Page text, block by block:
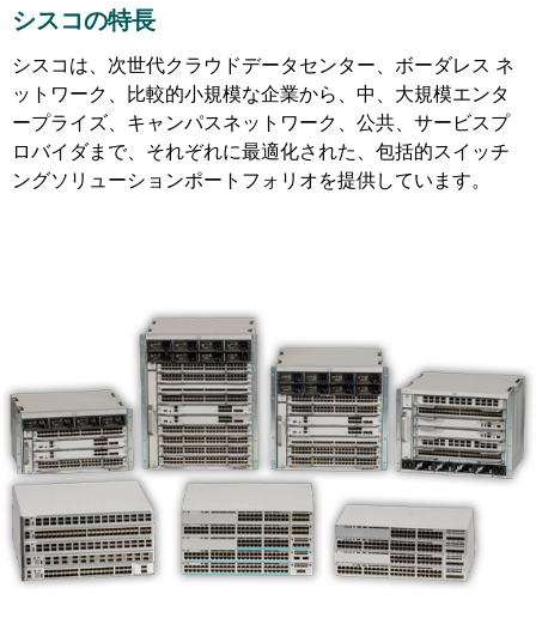
シスコの特長
シスコは、次世代クラウドデータセンター、ボーダレス ネ
ットワーク、比較的小規模な企業から、中、大規模エンタ
ープライズ、キャンパスネットワーク、公共、サービスプ
ロバイダまで、それぞれに最適化された、包括的スイッチ
ングソリューションポートフォリオを提供しています。